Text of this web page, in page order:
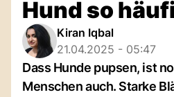
Hund so
Kiran Iqbal
21.04.2025 - 05:47
Dass Hunde pupsen, ist
Menschen auch. Starke